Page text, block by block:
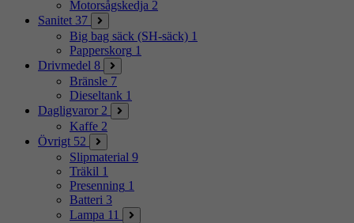
Motorsågskedja 2
Sanitet 37
Big bag säck (SH-säck) 1
Papperskorg 1
Drivmedel 8
Bränsle 7
Dieseltank 1
Dagligvaror 2
Kaffe 2
Övrigt 52
Slipmaterial 9
Träkil 1
Presenning 1
Batteri 3
Lampa 11